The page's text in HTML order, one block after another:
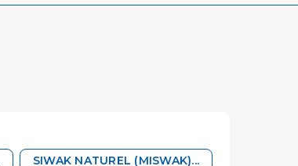
SIWAK NATUREL (MISWAK)...